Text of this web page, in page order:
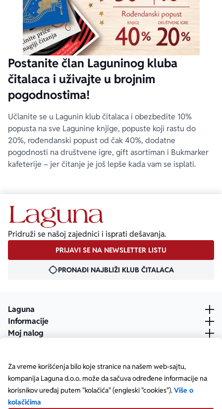
Za vreme korišćenja bilo koje stranice na našem web-sajtu,
kompanija Laguna d.o.o. može da sačuva određene informacije na
korisnikov uređaj putem "kolačića" (engleski "cookies").Više o
kolačićima
Postanite član Laguninog kluba
čitalaca i uživajte u brojnim
pogodnostima!
Učlanite se u Lagunin klub čitalaca i obezbedite 10%
popusta na sve Lagunine knjige, popuste koji rastu do
20%, rođendanski popust od čak 40%, dodatne
pogodnosti na društvene igre, gift asortiman i Bukmarker
kafeterije – jer čitanje je još lepše kada vam se isplati.
Pridruži se našoj zajednici i isprati dešavanja.
PRIJAVI SE NA NEWSLETTER LISTU
PRONAĐI NAJBLIŽI KLUB ČITALACA
Laguna
Informacije
Moj nalog